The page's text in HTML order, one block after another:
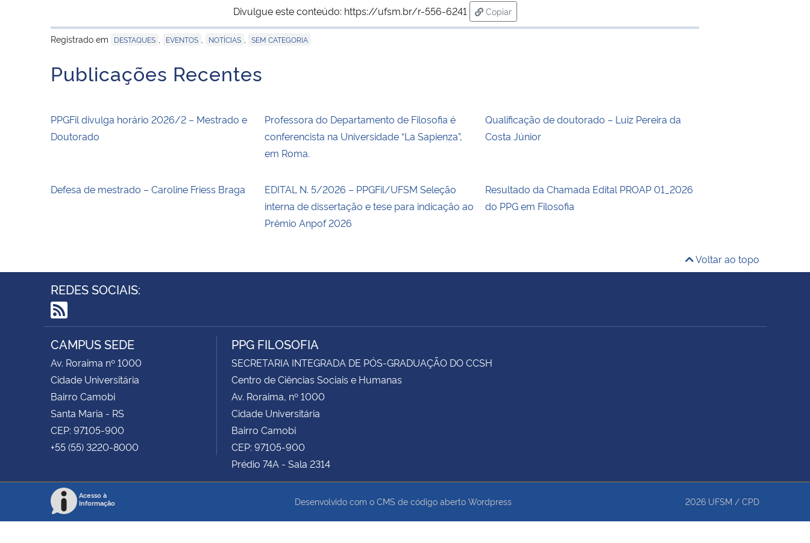
Divulgue este conteúdo: https://ufsm.br/r-556-6241
Copiar
para área de transferência
Registrado em
DESTAQUES EVENTOS NOTÍCIAS SEM CATEGORIA
Publicações Recentes
PPGFil divulga horário 2026/2 – Mestrado e
Doutorado
Professora do Departamento de Filosofia é
conferencista na Universidade “La Sapienza”,
em Roma.
Qualificação de doutorado – Luiz Pereira da
Costa Júnior
Defesa de mestrado – Caroline Friess Braga
EDITAL N. 5/2026 – PPGFil/UFSM Seleção
interna de dissertação e tese para indicação ao
Prêmio Anpof 2026
Resultado da Chamada Edital PROAP 01_2026
do PPG em Filosofia
Voltar ao topo
REDES SOCIAIS:
RSS
CAMPUS SEDE
Av. Roraima nº 1000
Cidade Universitária
Bairro Camobi
Santa Maria - RS
CEP: 97105-900
+55 (55) 3220-8000
PPG FILOSOFIA
SECRETARIA INTEGRADA DE PÓS-GRADUAÇÃO DO CCSH
Centro de Ciências Sociais e Humanas
Av. Roraima, nº 1000
Cidade Universitária
Bairro Camobi
CEP: 97105-900
Prédio 74A - Sala 2314
Acesso à
Informação
Desenvolvido com o CMS de código aberto Wordpress 2026 UFSM / CPD